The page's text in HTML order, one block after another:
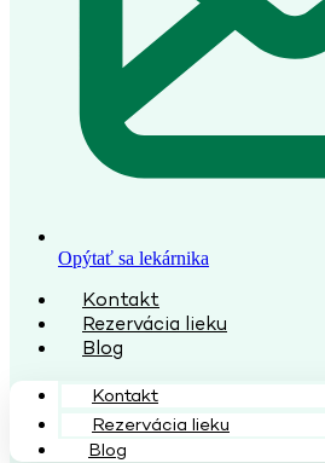
Opýtať sa lekárnika
Kontakt
Rezervácia lieku
Blog
Kontakt
Rezervácia lieku
Blog